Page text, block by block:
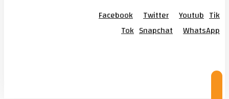
Facebook
Twitter Youtub Tik
Tok Snapchat
WhatsApp